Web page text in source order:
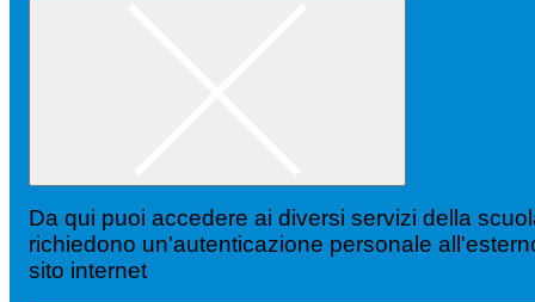
Da qui puoi accedere ai diversi servizi della
richiedono un'autenticazione personale
sito internet